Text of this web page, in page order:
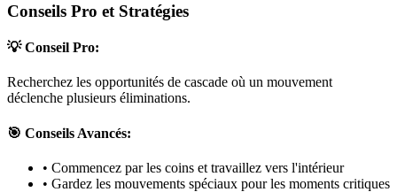
Conseils Pro et Stratégies
💡 Conseil Pro:
Recherchez les opportunités de cascade où un mouvement
déclenche plusieurs éliminations.
🎯 Conseils Avancés:
• Commencez par les coins et travaillez vers l'intérieur
• Gardez les mouvements spéciaux pour les moments critiques